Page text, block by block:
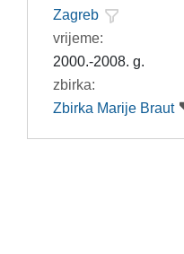
Zagreb
vrijeme:
2000.-2008. g.
zbirka:
Zbirka Marije Braut